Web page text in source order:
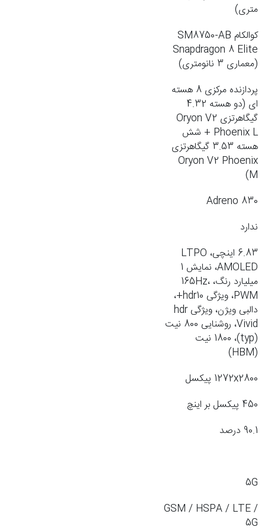
متری)
کوالکام SM8750-AB
Snapdragon 8 Elite
(معماری 3 نانومتری)
پردازنده مرکزی 8 هسته
ای (دو هسته 4.32
گیگاهرتزی Oryon V2
Phoenix L + شش
هسته 3.53 گیگاهرتزی
Oryon V2 Phoenix
M)
Adreno 830
ندارد
6.83 اینچی، LTPO
AMOLED، نمایش 1
میلیارد رنگ، 165Hz،
PWM، ویژگی hdr10+،
دالبی ویژن، ویژگی hdr
Vivid، روشنایی 800 نیت
(typ)، 1800 نیت
(HBM)
1272x2800 پیکسل
450 پیکسل بر اینچ
90.1 درصد
5G
GSM / HSPA / LTE /
5G